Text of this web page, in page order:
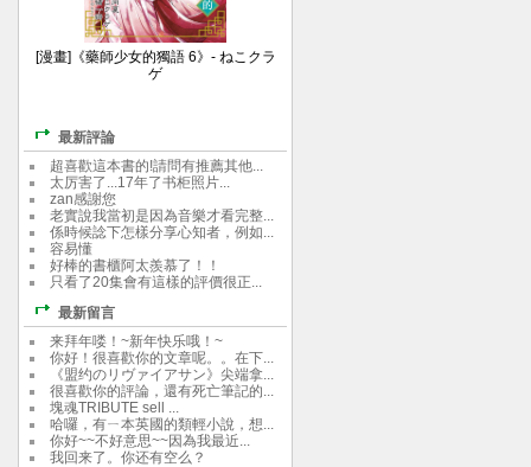
[漫畫]《藥師少女的獨語 6》- ねこクラ
ゲ
最新評論
超喜歡這本書的!請問有推薦其他...
太厉害了...17年了书柜照片...
zan感謝您
老實說我當初是因為音樂才看完整...
係時候諗下怎樣分享心知者，例如...
容易懂
好棒的書櫃阿太羨慕了！！
只看了20集會有這樣的評價很正...
最新留言
来拜年喽！~新年快乐哦！~
你好！很喜歡你的文章呢。。在下...
《盟约のリヴァイアサン》尖端拿...
很喜歡你的評論，還有死亡筆記的...
塊魂TRIBUTE sell ...
哈囉，有ㄧ本英國的類輕小說，想...
你好~~不好意思~~因為我最近...
我回来了。你还有空么？